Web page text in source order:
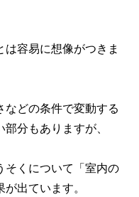
容易に想像がつきま
どの条件で変動する
分もありますが、
そくについて「室内の
出ています。